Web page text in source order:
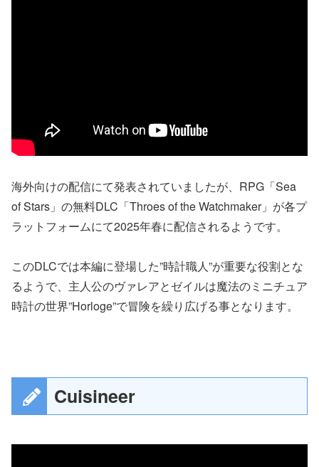
海外向けの配信にて発表されていましたが、RPG「Sea
of Stars」の無料DLC「Throes of the Watchmaker」が各プ
ラットフォームにて2025年春に配信されるようです。
このDLCでは本編に登場した”時計職人”が重要な役割とな
るようで、主人公のヴァレアとゼイルは魔法のミニチュア
時計の世界”Horloge”で冒険を繰り広げる事となります。
Cuisineer